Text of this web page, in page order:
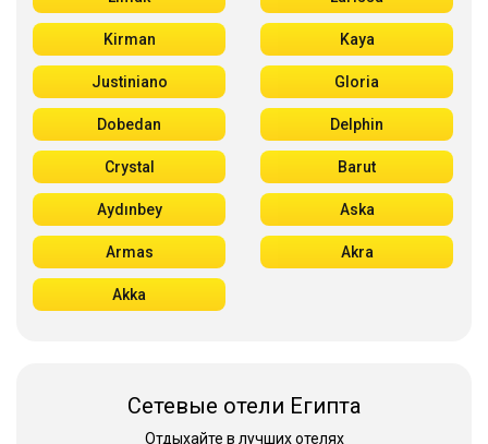
Kirman Kaya
Justiniano Gloria
Dobedan Delphin
Crystal Barut
Aydınbey Aska
Armas Akra
Akka
Сетевые отели Египта
Отдыхайте в лучших отелях